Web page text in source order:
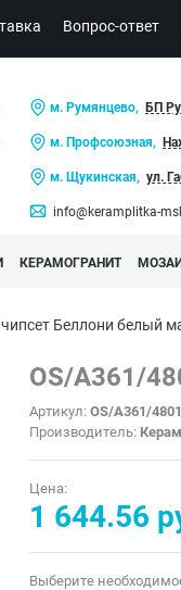
Вопрос-ответ
м. Румянцево, БП
м. Профсоюзная,
м. Щукинская, ул.
info@keramplitka-
КЕРАМОГРАНИТ
Беллони
OS/A361/
Артикул: OS/A361/
Производитель:
Цена:
1 644.56
Выберите